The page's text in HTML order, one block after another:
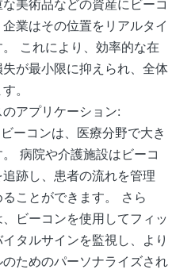
美術品などの資産にビーコ
業はその位置をリアルタイ
これにより、効率的な在
が最小限に抑えられ、全体
。
アプリケーション:
ーコンは、医療分野で大き
病院や介護施設はビーコ
跡し、患者の流れを管理
ことができます。 さら
ビーコンを使用してフィッ
タルサインを監視し、より
ためのパーソナライズされ